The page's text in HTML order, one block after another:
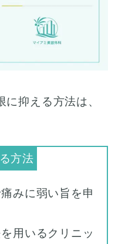
抑える方法は、
みに弱い旨を申
用いるクリニッ